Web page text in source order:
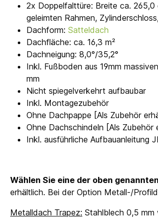
2x Doppelfalttüre: Breite ca.
geleimten Rahmen,
Dachform: Satteldach
Dachfläche: ca. 16,3 m²
Dachneigung: 8,0°/35,2°
Inkl. Fußboden aus 19mm
mm
Nicht spiegelverkehrt aufbaubar
Inkl. Montagezubehör
Ohne Dachpappe [Als Zubehör
Ohne Dachschindeln [Als Zubehör
Inkl. ausführliche Aufbauanleitung
Wählen Sie eine der oben
erhältlich. Bei der Option Metall-/
Metalldach Trapez: Stahlblech 0,5 mm